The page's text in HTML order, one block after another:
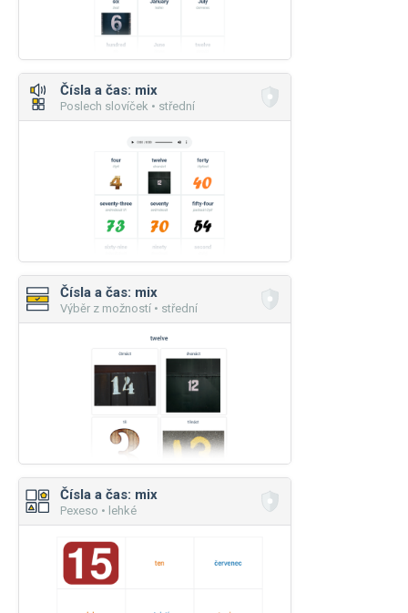
Čísla a čas: mix
Poslech slovíček • střední
Čísla a čas: mix
Výběr z možností • střední
Čísla a čas: mix
Pexeso • lehké